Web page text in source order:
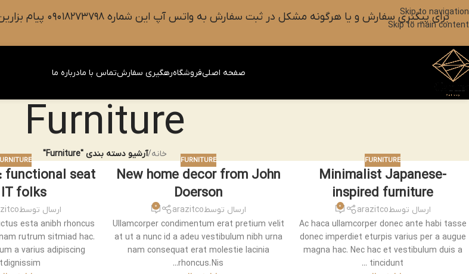
Skip to navigation
Skip to main content
برای پیگیری سفارش و یا هرگونه مشکل در ثبت سفارش به واتس آپ این شماره ۰۹۰۱۸۲۷۳۷۹۸ پیام بزارین یا آیکون سبز رنگ واتس آپ روی صفحه را فشار دهید.
صفحه اصلیفروشگاهرهگیری سفارشتماس با مادرباره ما
Furniture
خانه/آرشیو دسته بندی "Furniture"
FURNITURE
Minimalist Japanese-
inspired furniture
ارسال توسطarazitco
0
Ac haca ullamcorper donec ante habi tasse
donec imperdiet eturpis varius per a augue
magna hac. Nec hac et vestibulum duis a
tincidunt ...
FURNITURE
New home decor from John
Doerson
ارسال توسطarazitco
0
Ullamcorper condimentum erat pretium velit
at ut a nunc id a adeu vestibulum nibh urna
nam consequat erat molestie lacinia
rhoncus. Nis...
functional seat
folks
ارسال توسط
esta anibh rhoncus
rutrum sitmiad hac.
a varius adipiscing
dignissim ...